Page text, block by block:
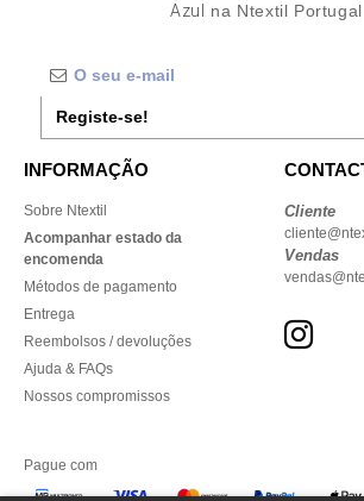
Azul
na Ntextil Portugal
Registe-se!
INFORMAÇÃO
Sobre Ntextil
Acompanhar estado da
encomenda
Métodos de pagamento
Entrega
Reembolsos / devoluções
Ajuda & FAQs
Nossos compromissos
Cliente
Vendas
Pague com